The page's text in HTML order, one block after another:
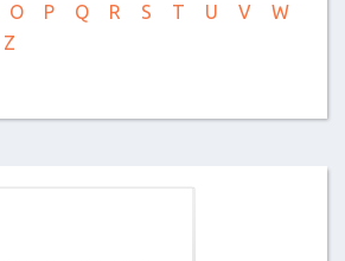
O P Q R S T U V
W
Z